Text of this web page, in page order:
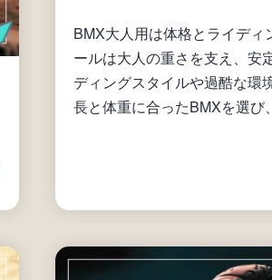
BMX大人用は体格とライデ
ールは大人の重さを支え、安
ディングスタイルや過酷な環
長と体重に合ったBMXを選び